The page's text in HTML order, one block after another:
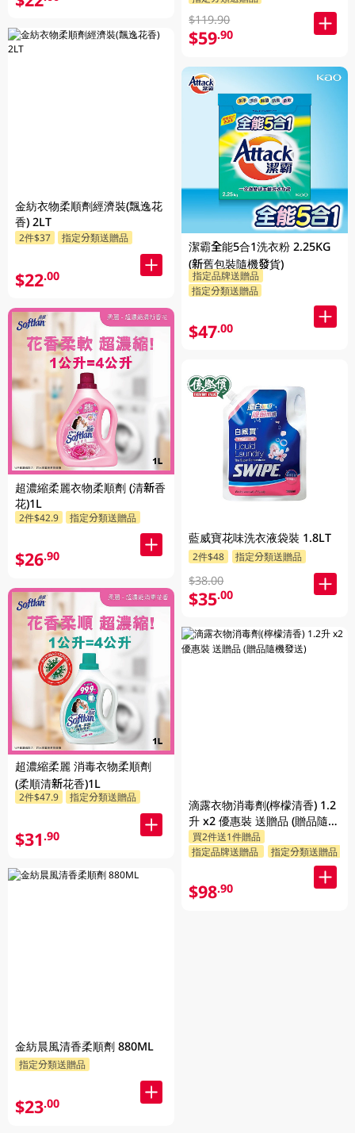
金紡衣物柔順劑經濟裝(飄逸花
香) 2LT
2件$37 指定分類送贈品
$22.00
超濃縮柔麗衣物柔順劑 (清新香
花)1L
2件$42.9 指定分類送贈品
$26.90
超濃縮柔麗 消毒衣物柔順劑
(柔順清新花香)1L
2件$47.9 指定分類送贈品
$31.90
金紡晨風清香柔順劑 880ML
指定分類送贈品
$23.00
$119.90
$59.90
潔霸全能5合1洗衣粉 2.25KG
(新舊包裝隨機發貨)
指定品牌送贈品
指定分類送贈品
$47.00
藍威寶花味洗衣液袋裝 1.8LT
2件$48 指定分類送贈品
$38.00
$35.00
滴露衣物消毒劑(檸檬清香) 1.2
升 x2 優惠裝 送贈品 (贈品隨機
發送)
買2件送1件贈品
指定品牌送贈品
指定分類送贈品
$98.90